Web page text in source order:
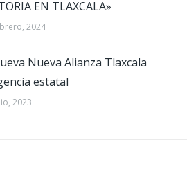
EN TLAXCALA»
2024
Nueva Alianza Tlaxcala
estatal
2023